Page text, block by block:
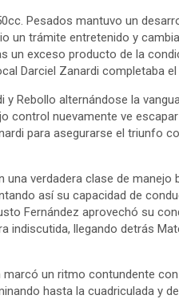
Pesados mantuvo un
un trámite entretenido y
un exceso producto de la
Darciel Zanardi completaba el
Rebollo alternándose la
control nuevamente ve
para asegurarse el triunfo
verdadera clase de manejo
así su capacidad de
Fernández aprovechó su
indiscutida, llegando detrás
un ritmo contundente
hasta la cuadriculada y